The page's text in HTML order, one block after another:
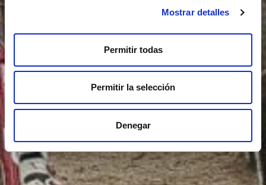
Mostrar detalles
Permitir todas
Permitir la selección
Denegar